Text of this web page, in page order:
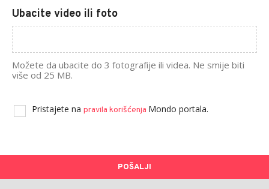
Ubacite video ili foto
Možete da ubacite do 3 fotografije ili videa. Ne smije biti
više od 25 MB.
Pristajete na pravila korišćenja Mondo portala.
POŠALJI